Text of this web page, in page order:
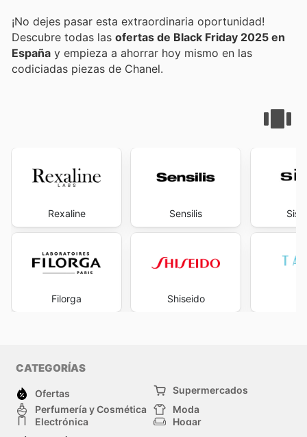
¡No dejes pasar esta extraordinaria oportunidad!
Descubre todas las ofertas de Black Friday 2025 en
España y empieza a ahorrar hoy mismo en las
codiciadas piezas de Chanel.
Rexaline
Filorga
Sensilis
Shiseido
CATEGORÍAS
Ofertas
Supermercados
Perfumería y Cosmética
Moda
Electrónica
Hogar
Deporte